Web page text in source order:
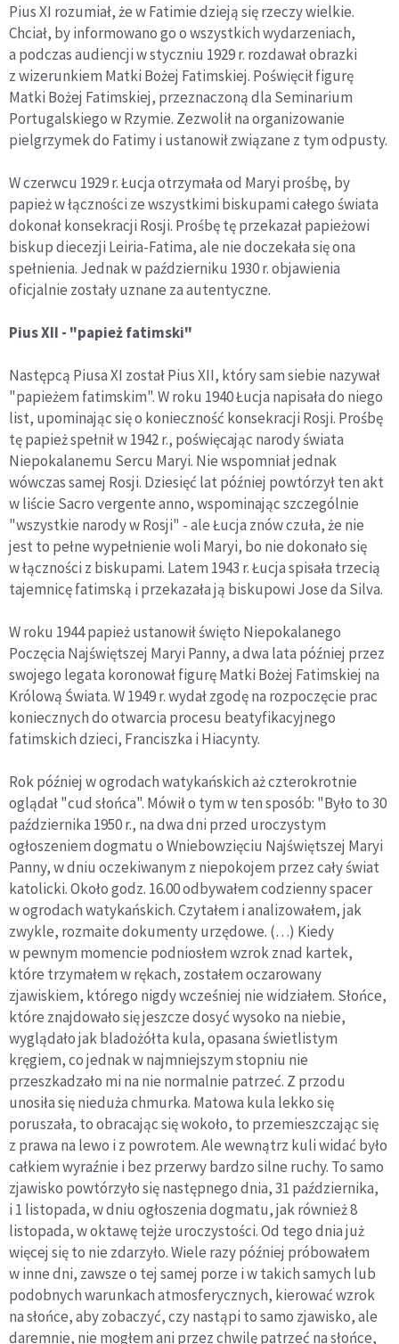
Pius XI rozumiał, że w Fatimie dzieją się rzeczy wielkie.
Chciał, by informowano go o wszystkich wydarzeniach,
a podczas audiencji w styczniu 1929 r. rozdawał obrazki
z wizerunkiem Matki Bożej Fatimskiej. Poświęcił figurę
Matki Bożej Fatimskiej, przeznaczoną dla Seminarium
Portugalskiego w Rzymie. Zezwolił na organizowanie
pielgrzymek do Fatimy i ustanowił związane z tym odpusty.
W czerwcu 1929 r. Łucja otrzymała od Maryi prośbę, by
papież w łączności ze wszystkimi biskupami całego świata
dokonał konsekracji Rosji. Prośbę tę przekazał papieżowi
biskup diecezji Leiria-Fatima, ale nie doczekała się ona
spełnienia. Jednak w październiku 1930 r. objawienia
oficjalnie zostały uznane za autentyczne.
Pius XII - "papież fatimski"
Następcą Piusa XI został Pius XII, który sam siebie nazywał
"papieżem fatimskim". W roku 1940 Łucja napisała do niego
list, upominając się o konieczność konsekracji Rosji. Prośbę
tę papież spełnił w 1942 r., poświęcając narody świata
Niepokalanemu Sercu Maryi. Nie wspomniał jednak
wówczas samej Rosji. Dziesięć lat później powtórzył ten akt
w liście Sacro vergente anno, wspominając szczególnie
"wszystkie narody w Rosji" - ale Łucja znów czuła, że nie
jest to pełne wypełnienie woli Maryi, bo nie dokonało się
w łączności z biskupami. Latem 1943 r. Łucja spisała trzecią
tajemnicę fatimską i przekazała ją biskupowi Jose da Silva.
W roku 1944 papież ustanowił święto Niepokalanego
Poczęcia Najświętszej Maryi Panny, a dwa lata później przez
swojego legata koronował figurę Matki Bożej Fatimskiej na
Królową Świata. W 1949 r. wydał zgodę na rozpoczęcie prac
koniecznych do otwarcia procesu beatyfikacyjnego
fatimskich dzieci, Franciszka i Hiacynty.
Rok później w ogrodach watykańskich aż czterokrotnie
oglądał "cud słońca". Mówił o tym w ten sposób: "Było to 30
października 1950 r., na dwa dni przed uroczystym
ogłoszeniem dogmatu o Wniebowzięciu Najświętszej Maryi
Panny, w dniu oczekiwanym z niepokojem przez cały świat
katolicki. Około godz. 16.00 odbywałem codzienny spacer
w ogrodach watykańskich. Czytałem i analizowałem, jak
zwykle, rozmaite dokumenty urzędowe. (…) Kiedy
w pewnym momencie podniosłem wzrok znad kartek,
które trzymałem w rękach, zostałem oczarowany
zjawiskiem, którego nigdy wcześniej nie widziałem. Słońce,
które znajdowało się jeszcze dosyć wysoko na niebie,
wyglądało jak bladożółta kula, opasana świetlistym
kręgiem, co jednak w najmniejszym stopniu nie
przeszkadzało mi na nie normalnie patrzeć. Z przodu
unosiła się nieduża chmurka. Matowa kula lekko się
poruszała, to obracając się wokoło, to przemieszczając się
z prawa na lewo i z powrotem. Ale wewnątrz kuli widać było
całkiem wyraźnie i bez przerwy bardzo silne ruchy. To samo
zjawisko powtórzyło się następnego dnia, 31 października,
i 1 listopada, w dniu ogłoszenia dogmatu, jak również 8
listopada, w oktawę tejże uroczystości. Od tego dnia już
więcej się to nie zdarzyło. Wiele razy później próbowałem
w inne dni, zawsze o tej samej porze i w takich samych lub
podobnych warunkach atmosferycznych, kierować wzrok
na słońce, aby zobaczyć, czy nastąpi to samo zjawisko, ale
daremnie, nie mogłem ani przez chwilę patrzeć na słońce,